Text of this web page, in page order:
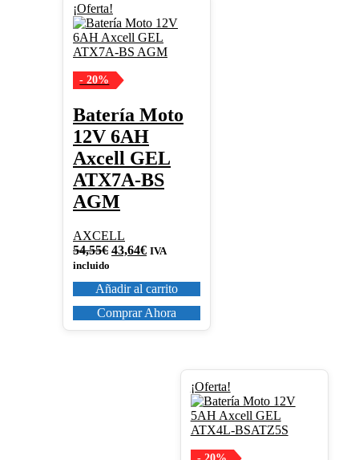
¡Oferta!
- 20%
Batería Moto
12V 6AH
Axcell GEL
ATX7A-BS
AGM
AXCELL
54,55€ El
era:
54,55€.
43,64€El
es:
43,64€.
IVA
incluido
Añadir al carrito
Comprar Ahora
¡Oferta!